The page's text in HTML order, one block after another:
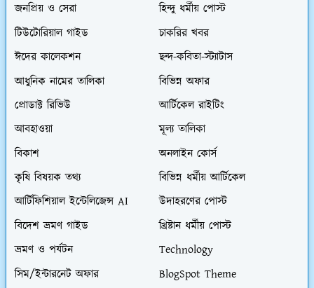
জনপ্রিয় ও সেরা
হিন্দু ধর্মীয় পোস্ট
টিউটোরিয়াল গাইড
চাকরির খবর
ঈদের কালেকশন
ছন্দ-কবিতা-স্ট্যাটাস
আধুনিক নামের তালিকা
বিভিন্ন অফার
প্রোডাক্ট রিভিউ
আর্টিকেল রাইটিং
আবহাওয়া
মূল্য তালিকা
বিকাশ
অনলাইন কোর্স
কৃষি বিষয়ক তথ্য
বিভিন্ন ধর্মীয় আর্টিকেল
আর্টিফিশিয়াল ইন্টেলিজেন্স AI
উদাহরণের পোস্ট
বিদেশ ভ্রমণ গাইড
খ্রিষ্টান ধর্মীয় পোস্ট
ভ্রমণ ও পর্যটন
Technology
সিম/ইন্টারনেট অফার
BlogSpot Theme